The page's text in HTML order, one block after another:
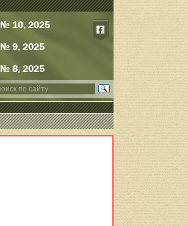
№ 10, 2025
№ 9, 2025
№ 8, 2025